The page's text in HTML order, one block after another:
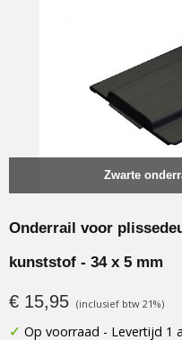
Zwarte
Onderrail voor
kunststof - 34 x 5 mm
€ 15,95 (inclusief btw 21%)
✓ Op voorraad - Levertijd 1